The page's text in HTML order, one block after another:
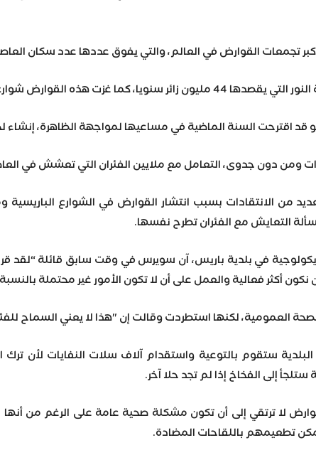
في العالم، والتي يفوق عددها عدد سكان العاصمة 2.2 مليون نسمة بنسبة تزيد عن اثنين إلى
باريس وباتت تنافس السكان والزائرين على حد سواء.
قد اقترحت السنة الماضية في مساعيها لمواجهة الظاهرة، إنشاء
ومن دون جدوى، التعامل مع ملايين الفئران التي تعشش في
من الانتقادات بسبب انتشار القوارض في الشوارع
التعايش مع الفئران تطرح نفسها.
في بلدية باريس، آن سويرس في وقت سابق قائلة “لقد
أكثر فعالية والعمل على أن لا تكون الأمور غير محتملة بالنسبة
العمومية، لكنها استطردت وقالت إن "هذا لا يعني السماح
ستقوم بالتوعية واستقدام آلاف سلات النفايات لأن
ستلجأ إلى الفخاخ إذا لم تجد حلا آخر.
لا ترتقي إلى أن تكون مشكلة صحية عامة على الرغم من
تطعيمهم باللقاحات المضادة.